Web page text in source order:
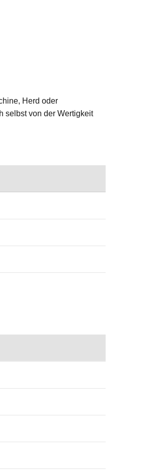
Herd oder
selbst von der Wertigkeit